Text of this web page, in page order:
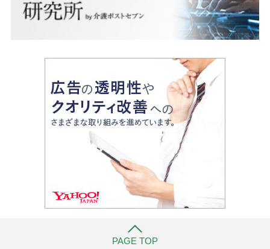
PAGE TOP